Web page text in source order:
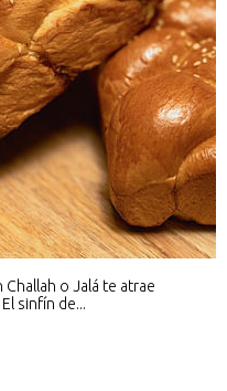
Challah o Jalá te atrae
sinfín de...